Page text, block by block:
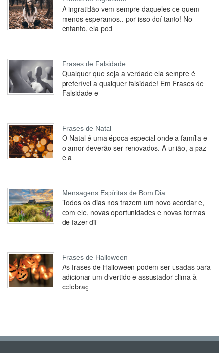
A ingratidão vem sempre daqueles de quem
menos esperamos.. por isso doí tanto! No
entanto, ela pod
Frases de Falsidade
Qualquer que seja a verdade ela sempre é
preferível a qualquer falsidade! Em Frases de
Falsidade e
Frases de Natal
O Natal é uma época especial onde a família e
o amor deverão ser renovados. A união, a paz
e a
Mensagens Espíritas de Bom Dia
Todos os dias nos trazem um novo acordar e,
com ele, novas oportunidades e novas formas
de fazer dif
Frases de Halloween
As frases de Halloween podem ser usadas para
adicionar um divertido e assustador clima à
celebraç